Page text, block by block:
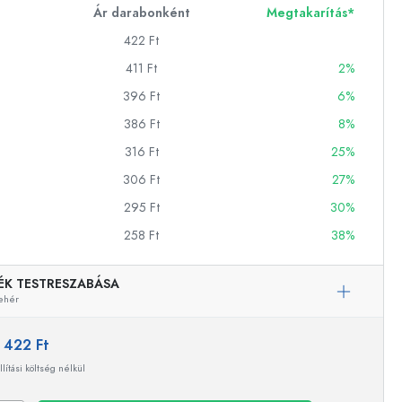
Ár darabonként
Megtakarítás*
422 Ft
411 Ft
2%
396 Ft
6%
386 Ft
8%
316 Ft
25%
306 Ft
27%
295 Ft
30%
258 Ft 38%
TESTRESZABÁSA
422 Ft
költség nélkül